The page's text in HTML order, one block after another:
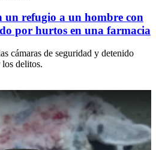
un refugio a un hombre con
por hurtos en una farmacia
cámaras de seguridad y detenido
los delitos.